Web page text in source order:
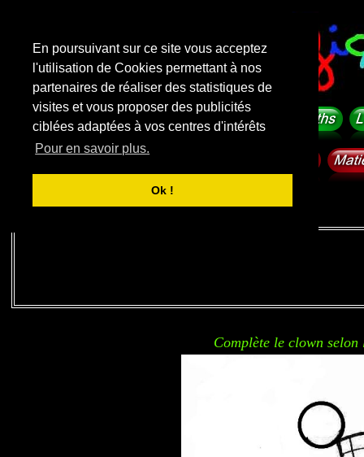
En poursuivant sur ce site vous acceptez
l'utilisation de Cookies permettant à nos
partenaires de réaliser des statistiques de
visites et vous proposer des publicités
ciblées adaptées à vos centres d'intérêts
Pour en savoir plus.
Ok !
Complète le clown selon